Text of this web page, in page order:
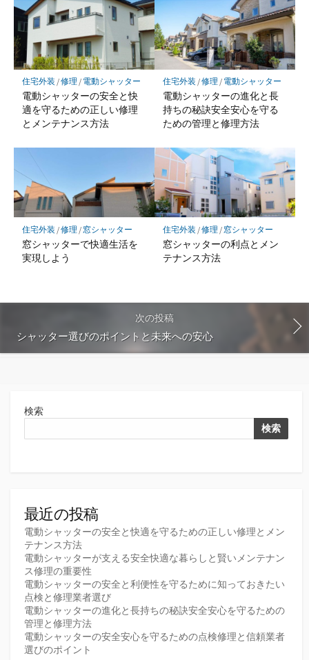
住宅外装 /修理 / 電動シャッター
電動シャッターの安全と快
適を守るための正しい修理
とメンテナンス方法
住宅外装 /修理 / 電動シャッター
電動シャッターの進化と長
持ちの秘訣安全安心を守る
ための管理と修理方法
住宅外装 /修理 / 窓シャッター
窓シャッターで快適生活を
実現しよう
住宅外装 /修理 / 窓シャッター
窓シャッターの利点とメン
テナンス方法
次の投稿
シャッター選びのポイントと未来への安心
検索
検索
最近の投稿
電動シャッターの安全と快適を守るための正しい修理とメン
テナンス方法
電動シャッターが支える安全快適な暮らしと賢いメンテナン
ス修理の重要性
電動シャッターの安全と利便性を守るために知っておきたい
点検と修理業者選び
電動シャッターの進化と長持ちの秘訣安全安心を守るための
管理と修理方法
電動シャッターの安全安心を守るための点検修理と信頼業者
選びのポイント